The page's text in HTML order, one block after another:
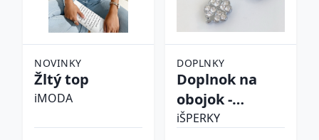
NOVINKY
Žltý top
iMODA
DOPLNKY
Doplnok na
obojok -
Štvorlístok
iŠPERKY